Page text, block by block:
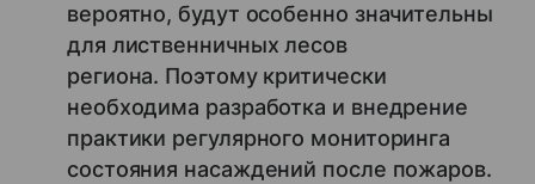
вероятно, будут особенно значительны
для лиственничных лесов
региона. Поэтому критически
необходима разработка и внедрение
практики регулярного мониторинга
состояния насаждений после пожаров.